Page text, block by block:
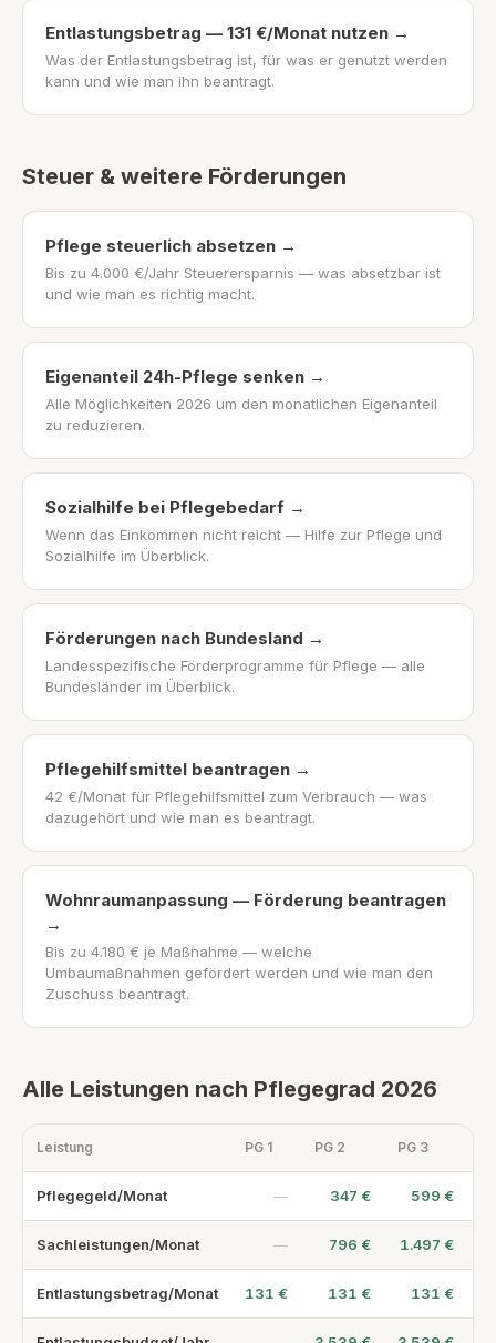
Entlastungsbetrag — 131 €/Monat nutzen →
Was der Entlastungsbetrag ist, für was er genutzt werden
kann und wie man ihn beantragt.
Steuer & weitere Förderungen
Pflege steuerlich absetzen →
Bis zu 4.000 €/Jahr Steuerersparnis — was absetzbar ist
und wie man es richtig macht.
Eigenanteil 24h-Pflege senken →
Alle Möglichkeiten 2026 um den monatlichen Eigenanteil
zu reduzieren.
Sozialhilfe bei Pflegebedarf →
Wenn das Einkommen nicht reicht — Hilfe zur Pflege und
Sozialhilfe im Überblick.
Förderungen nach Bundesland →
Landesspezifische Förderprogramme für Pflege — alle
Bundesländer im Überblick.
Pflegehilfsmittel beantragen →
42 €/Monat für Pflegehilfsmittel zum Verbrauch — was
dazugehört und wie man es beantragt.
Wohnraumanpassung — Förderung beantragen
→
Bis zu 4.180 € je Maßnahme — welche
Umbaumaßnahmen gefördert werden und wie man den
Zuschuss beantragt.
Alle Leistungen nach Pflegegrad 2026
Leistung PG 1 PG 2 PG 3
Pflegegeld/Monat — 347 € 599 €
Sachleistungen/Monat — 796 € 1.497 €
Entlastungsbetrag/Monat 131 € 131 € 131 €